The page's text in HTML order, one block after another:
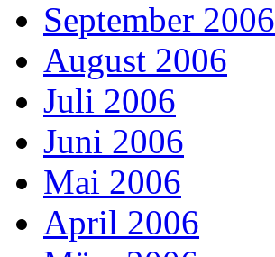
September 2006
August 2006
Juli 2006
Juni 2006
Mai 2006
April 2006